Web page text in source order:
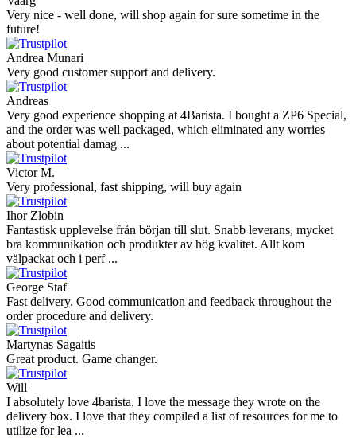
Very nice - well done, will shop again for sure sometime in the
future!
Andrea Munari
Very good customer support and delivery.
Andreas
Very good experience shopping at 4Barista. I bought a ZP6 Special,
and the order was well packaged, which eliminated any worries
about potential damag ...
Victor M.
Very professional, fast shipping, will buy again
Ihor Zlobin
Fantastisk upplevelse från början till slut. Snabb leverans, mycket
bra kommunikation och produkter av hög kvalitet. Allt kom
välpackat och i perf ...
George Staf
Fast delivery. Good communication and feedback throughout the
order procedure and delivery.
Martynas Sagaitis
Great product. Game changer.
Will
I absolutely love 4barista. I love the message they wrote on the
delivery box. I love that they compiled a list of resources for me to
utilize for lea ...